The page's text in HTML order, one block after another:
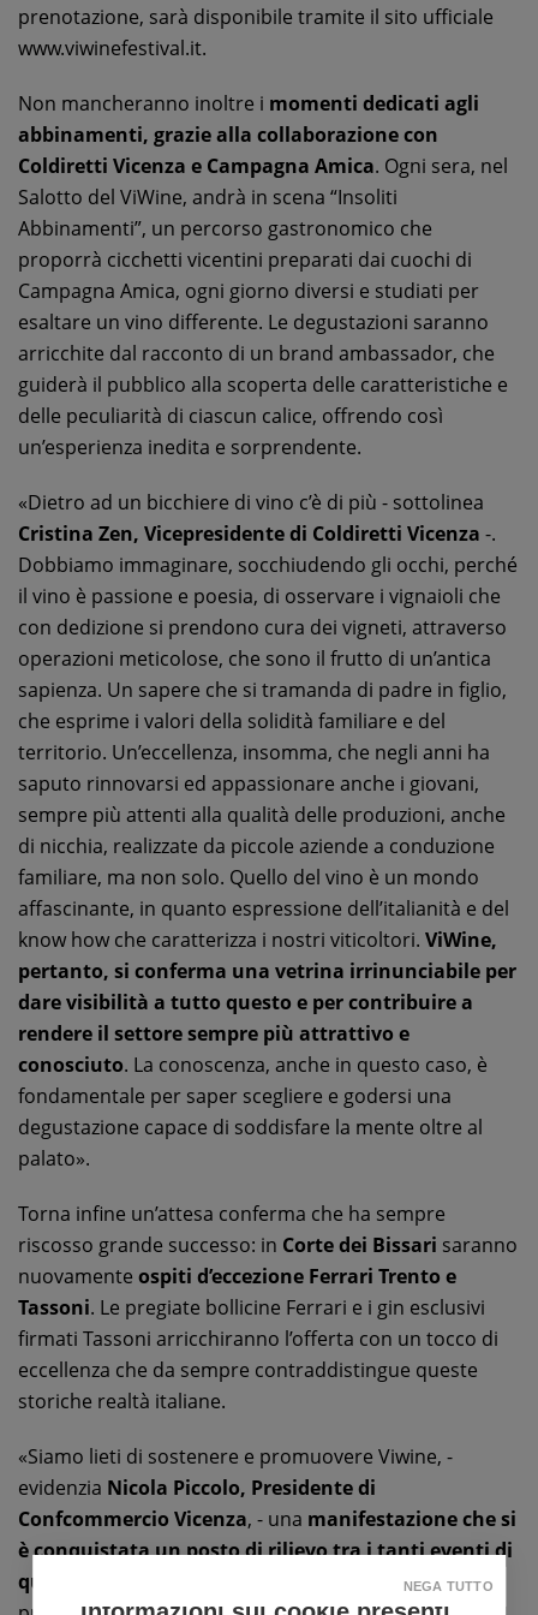
prenotazione, sarà disponibile tramite il sito ufficiale
www.viwinefestival.it.
Non mancheranno inoltre i momenti dedicati agli
abbinamenti, grazie alla collaborazione con
Coldiretti Vicenza e Campagna Amica. Ogni sera, nel
Salotto del ViWine, andrà in scena “Insoliti
Abbinamenti”, un percorso gastronomico che
proporrà cicchetti vicentini preparati dai cuochi di
Campagna Amica, ogni giorno diversi e studiati per
esaltare un vino differente. Le degustazioni saranno
arricchite dal racconto di un brand ambassador, che
guiderà il pubblico alla scoperta delle caratteristiche e
delle peculiarità di ciascun calice, offrendo così
un’esperienza inedita e sorprendente.
«Dietro ad un bicchiere di vino c’è di più - sottolinea
Cristina Zen, Vicepresidente di Coldiretti Vicenza -.
Dobbiamo immaginare, socchiudendo gli occhi, perché
il vino è passione e poesia, di osservare i vignaioli che
con dedizione si prendono cura dei vigneti, attraverso
operazioni meticolose, che sono il frutto di un’antica
sapienza. Un sapere che si tramanda di padre in figlio,
che esprime i valori della solidità familiare e del
territorio. Un’eccellenza, insomma, che negli anni ha
saputo rinnovarsi ed appassionare anche i giovani,
sempre più attenti alla qualità delle produzioni, anche
di nicchia, realizzate da piccole aziende a conduzione
familiare, ma non solo. Quello del vino è un mondo
affascinante, in quanto espressione dell’italianità e del
know how che caratterizza i nostri viticoltori. ViWine,
pertanto, si conferma una vetrina irrinunciabile per
dare visibilità a tutto questo e per contribuire a
rendere il settore sempre più attrattivo e
conosciuto. La conoscenza, anche in questo caso, è
fondamentale per saper scegliere e godersi una
degustazione capace di soddisfare la mente oltre al
palato».
Torna infine un’attesa conferma che ha sempre
riscosso grande successo: in Corte dei Bissari saranno
nuovamente ospiti d’eccezione Ferrari Trento e
Tassoni. Le pregiate bollicine Ferrari e i gin esclusivi
firmati Tassoni arricchiranno l’offerta con un tocco di
eccellenza che da sempre contraddistingue queste
storiche realtà italiane.
«Siamo lieti di sostenere e promuovere Viwine, -
evidenzia Nicola Piccolo, Presidente di
Confcommercio Vicenza, - una manifestazione che si
è conquistata un posto di rilievo tra i tanti eventi di
qualità che si svolgono a settembre a Vicenza. La
NEGA TUTTO